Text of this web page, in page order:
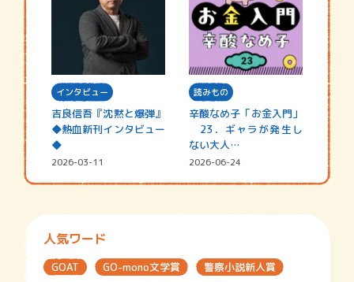
インタビュー
吉良信吾『沈黙と爆弾』
◆熱血新刊インタビュー
◆
2026-03-11
読みもの
辛酸なめ子「お金入門」
23．ギャラが発生し
ない大人…
2026-06-24
人気ワード
GOAT GO-mono文学賞
警察小説新人賞